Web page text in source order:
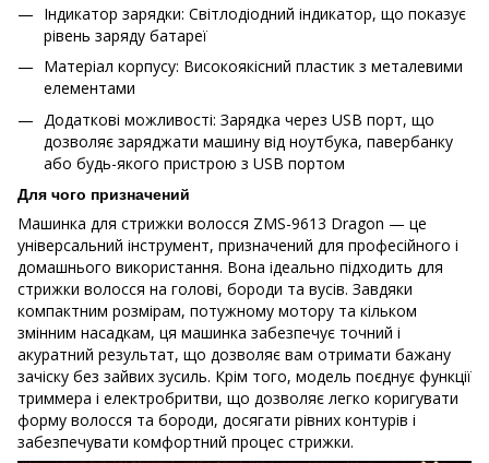
Індикатор зарядки: Світлодіодний індикатор, що показує
рівень заряду батареї
Матеріал корпусу: Високоякісний пластик з металевими
елементами
Додаткові можливості: Зарядка через USB порт, що
дозволяє заряджати машину від ноутбука, павербанку
або будь-якого пристрою з USB портом
Для чого призначений
Машинка для стрижки волосся ZMS-9613 Dragon — це
універсальний інструмент, призначений для професійного і
домашнього використання. Вона ідеально підходить для
стрижки волосся на голові, бороди та вусів. Завдяки
компактним розмірам, потужному мотору та кільком
змінним насадкам, ця машинка забезпечує точний і
акуратний результат, що дозволяє вам отримати бажану
зачіску без зайвих зусиль. Крім того, модель поєднує функції
триммера і електробритви, що дозволяє легко коригувати
форму волосся та бороди, досягати рівних контурів і
забезпечувати комфортний процес стрижки.